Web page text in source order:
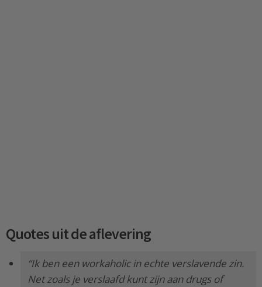
Quotes uit de aflevering
“Ik ben een workaholic in echte verslavende zin.
Net zoals je verslaafd kunt zijn aan drugs of